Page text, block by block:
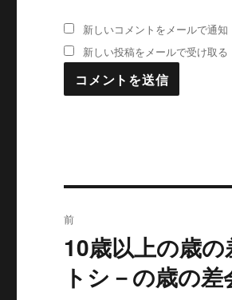
新しいコメントをメールで通知
新しい投稿をメールで受け取る
稿
ナ
前
過
去
の
10歳以上の歳
トシ－の歳の